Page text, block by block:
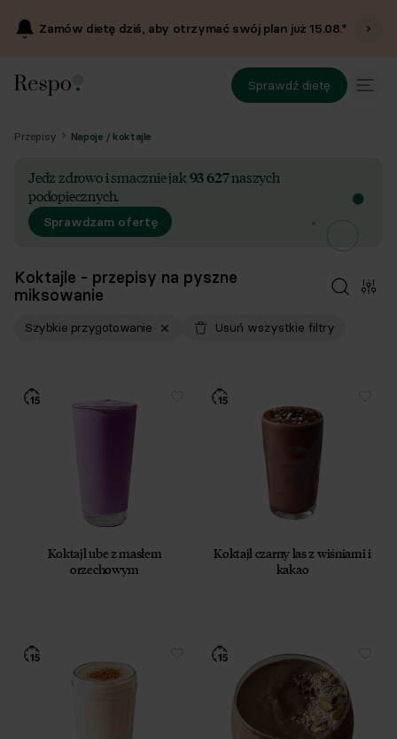
Zamów dietę dziś, aby otrzymać swój plan już15.08.*
Sprawdź dietę
Przepisy Napoje / koktajle
Jedz zdrowo i smacznie jak93 627naszych
podopiecznych.
Sprawdzam ofertę
Koktajle - przepisy na pyszne
miksowanie
Szybkie przygotowanie Usuń wszystkie filtry
Koktajl ube z masłem
orzechowym
Koktajl czarny las z wiśniami i
kakao